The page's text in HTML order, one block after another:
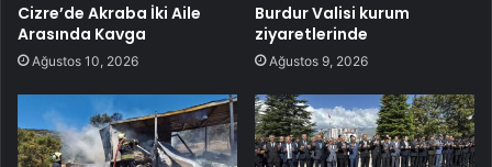
Cizre’de Akraba İki Aile
Arasında Kavga
Ağustos 10, 2026
Burdur Valisi kurum
ziyaretlerinde
Ağustos 9, 2026